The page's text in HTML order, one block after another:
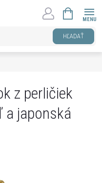
HĽADAŤ
KOŠÍK
z perličiek
a japonská